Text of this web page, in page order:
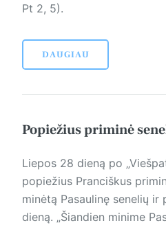
Pt 2, 5).
DAUGIAU
Popiežius priminė
Liepos 28 dieną po
popiežius Pranciškus
minėtą Pasaulinę senelių ir
dieną. „Šiandien minime